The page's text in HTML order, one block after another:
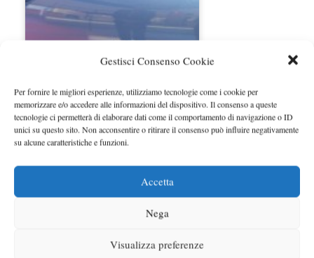
Gestisci Consenso Cookie
Per fornire le migliori esperienze, utilizziamo tecnologie come i cookie per
memorizzare e/o accedere alle informazioni del dispositivo. Il consenso a queste
tecnologie ci permetterà di elaborare dati come il comportamento di navigazione o ID
unici su questo sito. Non acconsentire o ritirare il consenso può influire negativamente
su alcune caratteristiche e funzioni.
Accetta
Nega
Visualizza preferenze
Nissan Leaf svelata a Ginevra 2013